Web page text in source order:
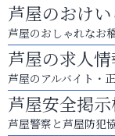
芦屋のおけ
芦屋のおしゃれなお
芦屋の求人
芦屋のアルバイト・
芦屋安全掲
芦屋警察と芦屋防犯